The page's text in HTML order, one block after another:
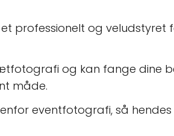
professionelt og
og kan fange dine
måde.
eventfotografi, så